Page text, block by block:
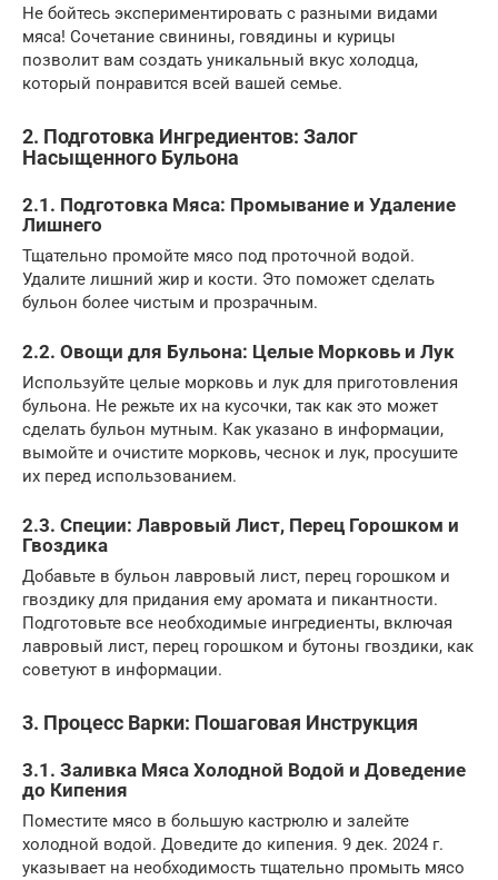
Не бойтесь экспериментировать с разными видами
мяса! Сочетание свинины, говядины и курицы
позволит вам создать уникальный вкус холодца,
который понравится всей вашей семье.
2. Подготовка Ингредиентов: Залог
Насыщенного Бульона
2.1. Подготовка Мяса: Промывание и Удаление
Лишнего
Тщательно промойте мясо под проточной водой.
Удалите лишний жир и кости. Это поможет сделать
бульон более чистым и прозрачным.
2.2. Овощи для Бульона: Целые Морковь и Лук
Используйте целые морковь и лук для приготовления
бульона. Не режьте их на кусочки, так как это может
сделать бульон мутным. Как указано в информации,
вымойте и очистите морковь, чеснок и лук, просушите
их перед использованием.
2.3. Специи: Лавровый Лист, Перец Горошком и
Гвоздика
Добавьте в бульон лавровый лист, перец горошком и
гвоздику для придания ему аромата и пикантности.
Подготовьте все необходимые ингредиенты, включая
лавровый лист, перец горошком и бутоны гвоздики, как
советуют в информации.
3. Процесс Варки: Пошаговая Инструкция
3.1. Заливка Мяса Холодной Водой и Доведение
до Кипения
Поместите мясо в большую кастрюлю и залейте
холодной водой. Доведите до кипения. 9 дек. 2024 г.
указывает на необходимость тщательно промыть мясо